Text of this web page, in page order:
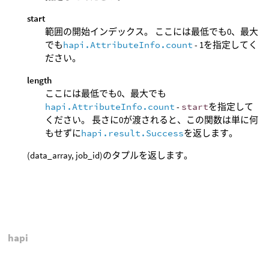
start
範囲の開始インデックス。 ここには最低でも0、最大
でもhapi.AttributeInfo.count - 1を指定してく
ださい。
length
ここには最低でも0、最大でも
hapi.AttributeInfo.count - startを指定して
ください。 長さに0が渡されると、この関数は単に何
もせずにhapi.result.Successを返します。
(data_array, job_id)のタプルを返します。
hapi